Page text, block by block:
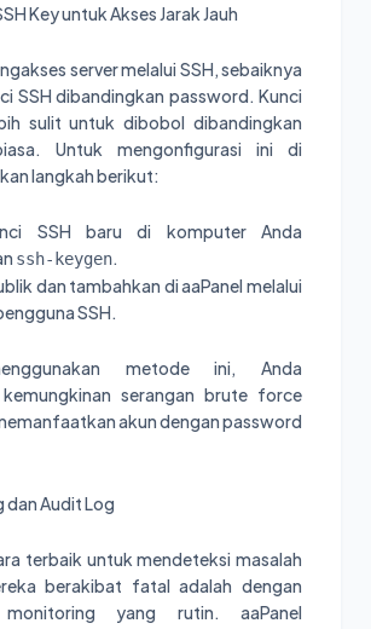
Key untuk Akses Jarak Jauh
server melalui SSH, sebaiknya
SSH dibandingkan password. Kunci
sulit untuk dibobol dibandingkan
Untuk mengonfigurasi ini di
langkah berikut:
SSH baru di komputer Anda
ssh-keygen.
dan tambahkan di aaPanel melalui
SSH.
metode ini, Anda
serangan brute force
akun dengan password
Audit Log
terbaik untuk mendeteksi masalah
berakibat fatal adalah dengan
monitoring yang rutin. aaPanel